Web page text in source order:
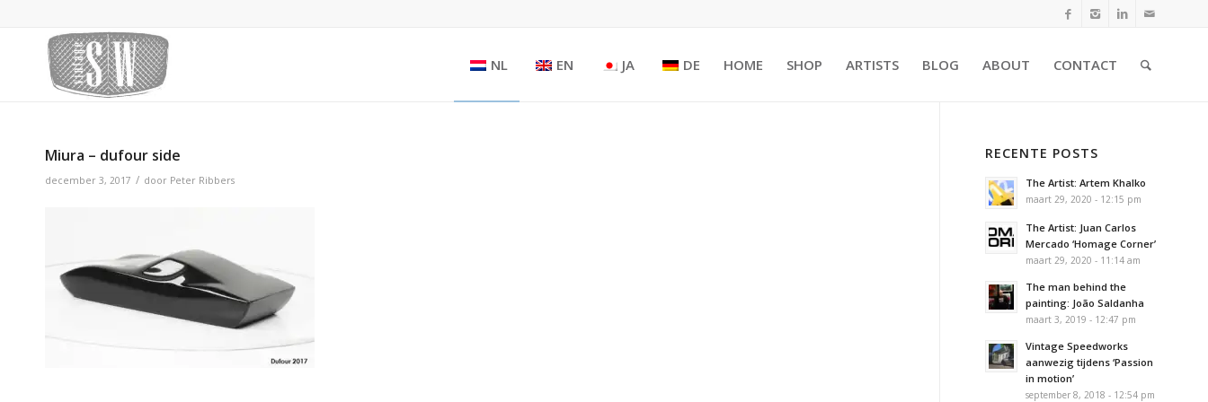
NL EN JA DE HOME SHOP ARTISTS BLOG ABOUT CONTACT
Miura – dufour side
december 3, 2017 / door Peter Ribbers
RECENTE POSTS
The Artist: Artem Khalko
maart 29, 2020 - 12:15 pm
The Artist: Juan Carlos
Mercado ‘Homage Corner’
maart 29, 2020 - 11:14 am
The man behind the
painting: João Saldanha
maart 3, 2019 - 12:47 pm
Vintage Speedworks
aanwezig tijdens ‘Passion
in motion’
september 8, 2018 - 12:54 pm